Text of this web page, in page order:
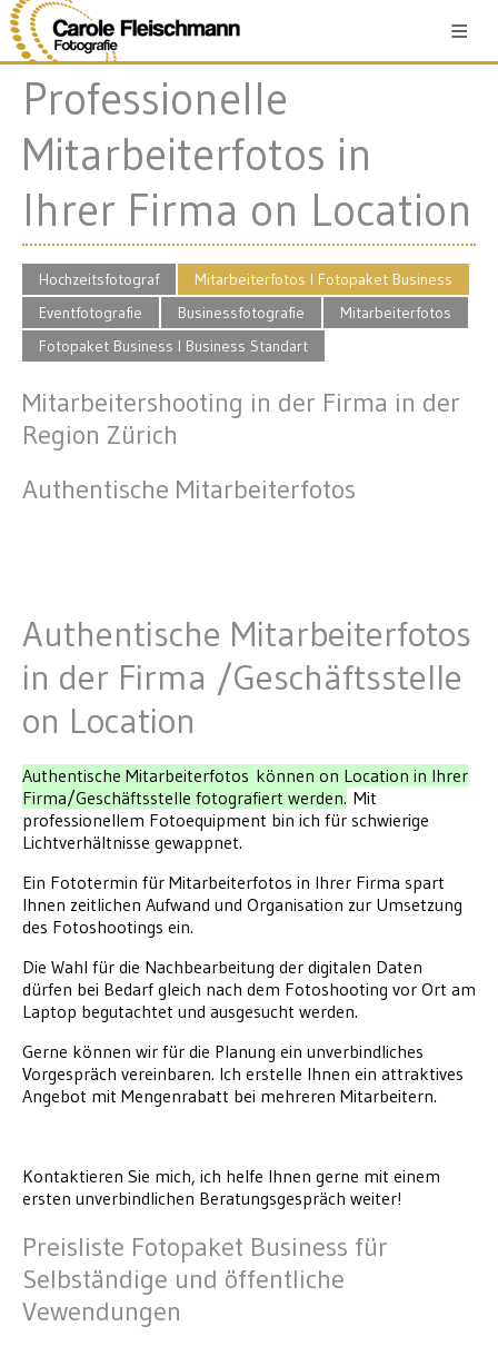
STARTSEITE
ANGEBOT
PREISLISTE
ABOUT
ANFRAGE
Professionelle
Mitarbeiterfotos in
Ihrer Firma on Location
Hochzeitsfotograf
Mitarbeiterfotos I Fotopaket Business
Eventfotografie
Businessfotografie
Mitarbeiterfotos
Fotopaket Business I Business Standart
Mitarbeitershooting in der Firma in der
Region Zürich
Authentische Mitarbeiterfotos
Authentische Mitarbeiterfotos
in der Firma /Geschäftsstelle
on Location
Authentische Mitarbeiterfotos können on Location in Ihrer
Firma/Geschäftsstelle fotografiert werden. Mit
professionellem Fotoequipment bin ich für schwierige
Lichtverhältnisse gewappnet.
Ein Fototermin für Mitarbeiterfotos in Ihrer Firma spart
Ihnen zeitlichen Aufwand und Organisation zur Umsetzung
des Fotoshootings ein.
Die Wahl für die Nachbearbeitung der digitalen Daten
dürfen bei Bedarf gleich nach dem Fotoshooting vor Ort am
Laptop begutachtet und ausgesucht werden.
Gerne können wir für die Planung ein unverbindliches
Vorgespräch vereinbaren. Ich erstelle Ihnen ein attraktives
Angebot mit Mengenrabatt bei mehreren Mitarbeitern.
Kontaktieren Sie mich, ich helfe Ihnen gerne mit einem
ersten unverbindlichen Beratungsgespräch weiter!
Preisliste Fotopaket Business für
Selbständige und öffentliche
Vewendungen